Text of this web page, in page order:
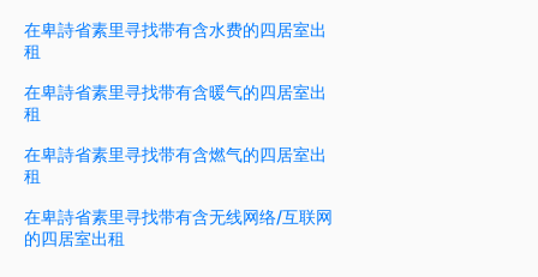
在卑詩省素里寻找带有含水费的四居室出
租
在卑詩省素里寻找带有含暖气的四居室出
租
在卑詩省素里寻找带有含燃气的四居室出
租
在卑詩省素里寻找带有含无线网络/互联网
的四居室出租